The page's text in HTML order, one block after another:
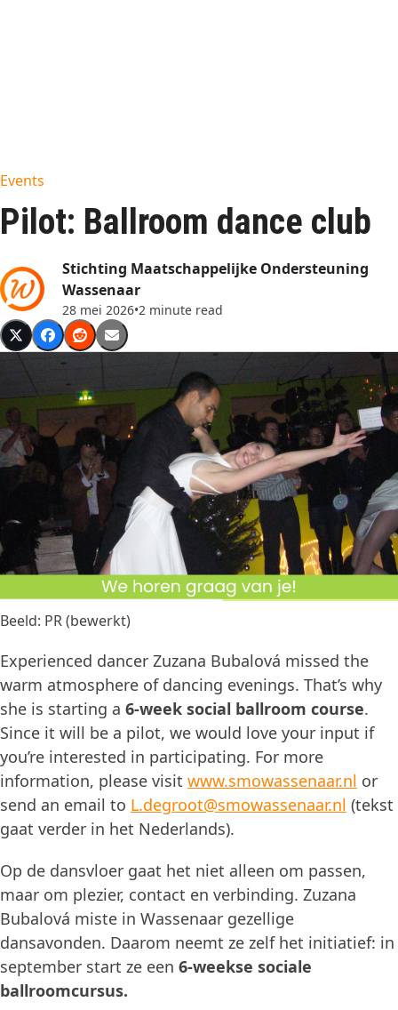
Events
Pilot: Ballroom dance club
Stichting Maatschappelijke Ondersteuning
Wassenaar
28 mei 2026•2 minute read
Beeld: PR (bewerkt)
Experienced dancer Zuzana Bubalová missed the
warm atmosphere of dancing evenings. That’s why
she is starting a 6-week social ballroom course.
Since it will be a pilot, we would love your input if
you’re interested in participating. For more
information, please visit www.smowassenaar.nl or
send an email to L.degroot@smowassenaar.nl (tekst
gaat verder in het Nederlands).
Op de dansvloer gaat het niet alleen om passen,
maar om plezier, contact en verbinding. Zuzana
Bubalová miste in Wassenaar gezellige
dansavonden. Daarom neemt ze zelf het initiatief: in
september start ze een 6-weekse sociale
ballroomcursus.